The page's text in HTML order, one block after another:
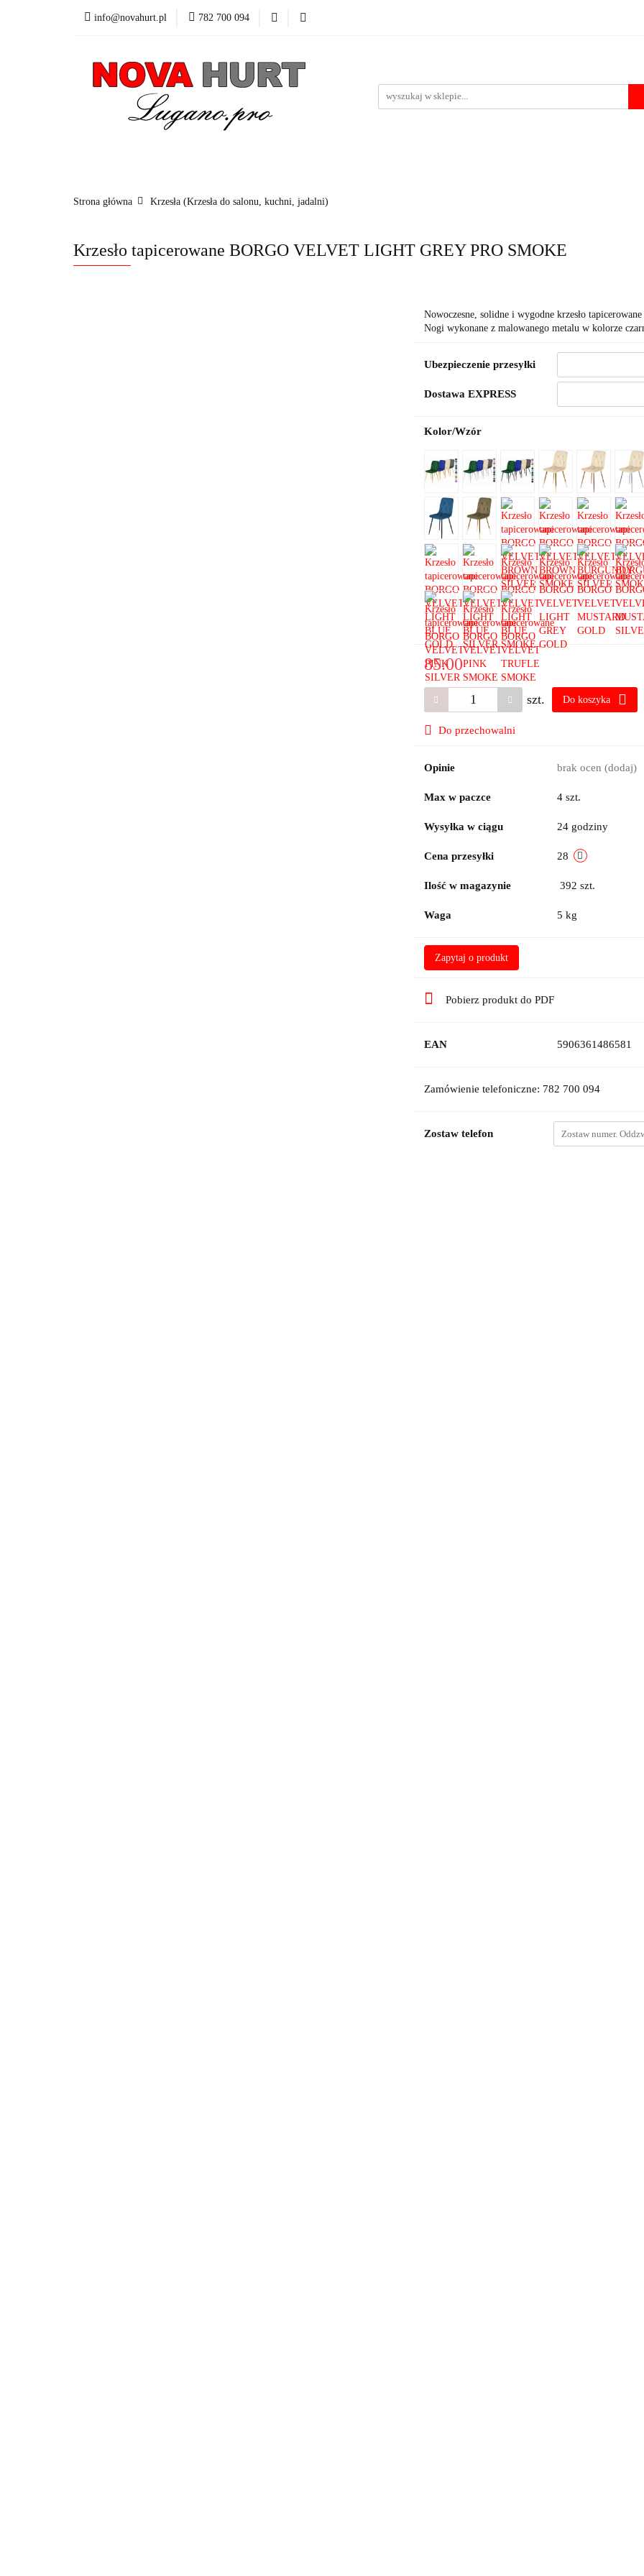
info@novahurt.pl 782 700 094
Fotele obrotowe
Kontakt Dane do przelewu
Strona główna Krzesła (Krzesła do salonu, kuchni, jadalni)
Krzesło tapicerowane BORGO VELVET LIGHT GREY PRO SMOKE
Nowoczesne, solidne i wygodne krzesło
Nogi wykonane z malowanego metalu w kolorze
Ubezpieczenie przesyłki
Dostawa EXPRESS
Kolor/Wzór
85.00
szt. Do koszyka
Do przechowalni
Opinie brak ocen (dodaj)
Max w paczce 4 szt.
Wysyłka w ciągu 24 godziny
Cena przesyłki 28
Ilość w magazynie 392 szt.
Waga 5 kg
Zapytaj o produkt
Pobierz produkt do PDF
EAN 5906361486581
Zamówienie telefoniczne: 782 700 094
Zostaw telefon